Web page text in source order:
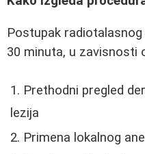
Postupak
30 minuta, u zavisnosti
Prethodni pregled
lezija
Primena lokalnog